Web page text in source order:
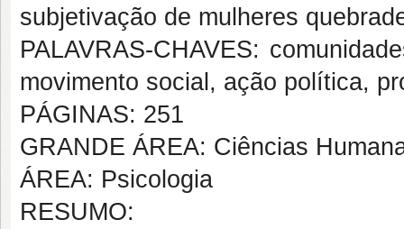
subjetivação de mulheres
PALAVRAS-CHAVES:
movimento social, ação política,
PÁGINAS: 251
GRANDE ÁREA: Ciências
ÁREA: Psicologia
RESUMO: